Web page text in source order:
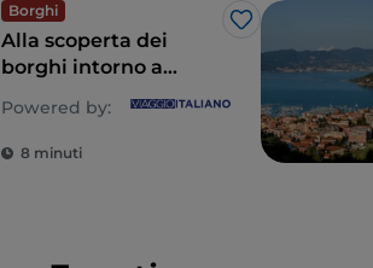
Borghi
Like
Alla scoperta dei
borghi intorno a
Finale Ligure, sulla
Riviera Ligure di
Ponente
Powered by:
8 minuti